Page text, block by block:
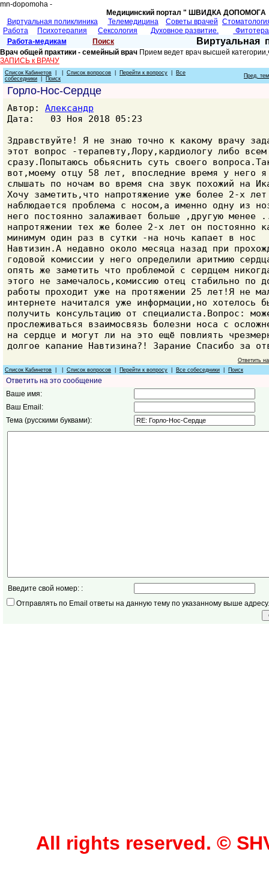
mn-dopomoha -
Медицинский портал " ШВИДКА
Виртуальная поликлиника
Телемедицина Советы врачей
Работа
Психотерапия Сексология Духовное развитие.
Работа-медикам
Поиск Виртуальная
Врач общей практики - семейный врач Прием ведет врач высшей
ЗАПИСЬ к ВРАЧУ
Список Кабинетов Список вопросов Перейти к вопросу
Все
собеседники
Поиск Пред.
Горло-Нос-Сердце
Автор: Александр
Дата: 03 Ноя 2018 05:23
Здравствуйте! Я не знаю точно к какому врачу
этот вопрос -терапевту,Лору,кардиологу либо всем
сразу.Попытаюсь обьяснить суть своего
вот,моему отцу 58 лет, впоследние время у него я
слышать по ночам во время сна звук похожий на
Хочу заметить,что напротяжение уже более 2-х
наблюдается проблема с носом,а именно одну из
него постоянно залаживает больше ,другую менее
напротяжении тех же более 2-х лет он постоянно
минимум один раз в сутки -на ночь капает в нос
Навтизин.А недавно около месяца назад при
годовой комиссии у него определили аритмию
опять же заметить что проблемой с сердцем
этого не замечалось,комиссию отец стабильно по
работы проходит уже на протяжении 25 лет!Я не
интернете начитался уже информации,но хотелось
получить консультацию от специалиста.Вопрос:
прослеживаться взаимосвязь болезни носа с
на сердце и могут ли на это ещё повлиять
долгое капание Навтизина?! Зарание Спасибо за
Ответить
Список Кабинетов
Список вопросов Перейти к вопросу Все собеседники Поиск
Ответить на это сообщение
Ваше имя:
Ваш Email:
Тема (русскими буквами):
Введите свой номер: :
Отправлять по Email ответы на данную тему по указанному выше адресу.
All rights reserved. ©